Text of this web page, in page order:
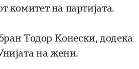
комитет на партијата.
Тодор Конески, додека
на жени.